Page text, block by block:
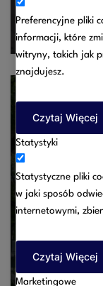
Tygodnika
08/07/2025
W związku z
Zdrowia
przemieszczania
Preferencyjne pliki
informacji, które
witryny, takich jak
znajdujesz.
Czytaj Więcej
Statystyki
Statystyczne pliki
w jaki sposób
internetowymi,
Czytaj Więcej
Marketingowe